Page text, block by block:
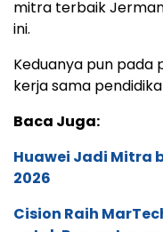
mitra terbaik
ini.
Keduanya pun
kerja sama
Baca Juga:
Huawei Jadi Mitra
2026
Cision Raih